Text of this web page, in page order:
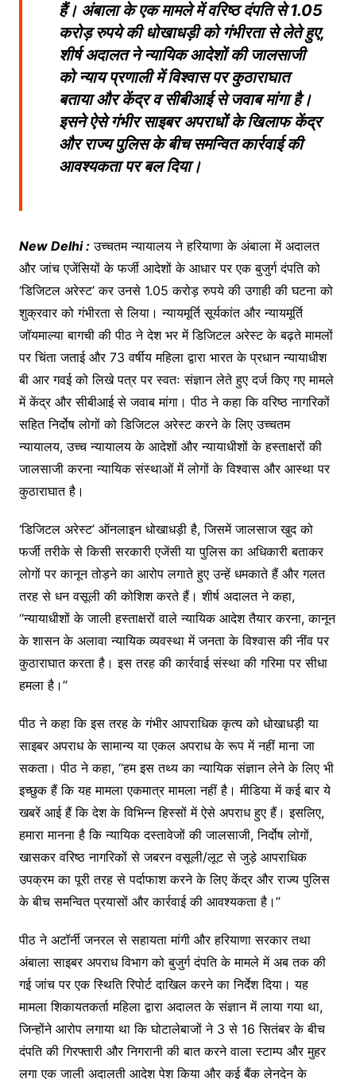
हैं। अंबाला के एक मामले में वरिष्ठ दंपति से 1.05
करोड़ रुपये की धोखाधड़ी को गंभीरता से लेते हुए,
शीर्ष अदालत ने न्यायिक आदेशों की जालसाजी
को न्याय प्रणाली में विश्वास पर कुठाराघात
बताया और केंद्र व सीबीआई से जवाब मांगा है।
इसने ऐसे गंभीर साइबर अपराधों के खिलाफ केंद्र
और राज्य पुलिस के बीच समन्वित कार्रवाई की
आवश्यकता पर बल दिया।
New Delhi :उच्चतम न्यायालय ने हरियाणा के अंबाला में अदालत
और जांच एजेंसियों के फर्जी आदेशों के आधार पर एक बुजुर्ग दंपति को
‘डिजिटल अरेस्ट’ कर उनसे 1.05 करोड़ रुपये की उगाही की घटना को
शुक्रवार को गंभीरता से लिया। न्यायमूर्ति सूर्यकांत और न्यायमूर्ति
जॉयमाल्या बागची की पीठ ने देश भर में डिजिटल अरेस्ट के बढ़ते मामलों
पर चिंता जताई और 73 वर्षीय महिला द्वारा भारत के प्रधान न्यायाधीश
बी आर गवई को लिखे पत्र पर स्वतः संज्ञान लेते हुए दर्ज किए गए मामले
में केंद्र और सीबीआई से जवाब मांगा। पीठ ने कहा कि वरिष्ठ नागरिकों
सहित निर्दोष लोगों को डिजिटल अरेस्ट करने के लिए उच्चतम
न्यायालय, उच्च न्यायालय के आदेशों और न्यायाधीशों के हस्ताक्षरों की
जालसाजी करना न्यायिक संस्थाओं में लोगों के विश्वास और आस्था पर
कुठाराघात है।
‘डिजिटल अरेस्ट’ ऑनलाइन धोखाधड़ी है, जिसमें जालसाज खुद को
फर्जी तरीके से किसी सरकारी एजेंसी या पुलिस का अधिकारी बताकर
लोगों पर कानून तोड़ने का आरोप लगाते हुए उन्हें धमकाते हैं और गलत
तरह से धन वसूली की कोशिश करते हैं। शीर्ष अदालत ने कहा,
‘‘न्यायाधीशों के जाली हस्ताक्षरों वाले न्यायिक आदेश तैयार करना, कानून
के शासन के अलावा न्यायिक व्यवस्था में जनता के विश्वास की नींव पर
कुठाराघात करता है। इस तरह की कार्रवाई संस्था की गरिमा पर सीधा
हमला है।’’
पीठ ने कहा कि इस तरह के गंभीर आपराधिक कृत्य को धोखाधड़ी या
साइबर अपराध के सामान्य या एकल अपराध के रूप में नहीं माना जा
सकता। पीठ ने कहा, ‘‘हम इस तथ्य का न्यायिक संज्ञान लेने के लिए भी
इच्छुक हैं कि यह मामला एकमात्र मामला नहीं है। मीडिया में कई बार ये
खबरें आई हैं कि देश के विभिन्न हिस्सों में ऐसे अपराध हुए हैं। इसलिए,
हमारा मानना ​​है कि न्यायिक दस्तावेजों की जालसाजी, निर्दोष लोगों,
खासकर वरिष्ठ नागरिकों से जबरन वसूली/लूट से जुड़े आपराधिक
उपक्रम का पूरी तरह से पर्दाफाश करने के लिए केंद्र और राज्य पुलिस
के बीच समन्वित प्रयासों और कार्रवाई की आवश्यकता है।’’
पीठ ने अटॉर्नी जनरल से सहायता मांगी और हरियाणा सरकार तथा
अंबाला साइबर अपराध विभाग को बुजुर्ग दंपति के मामले में अब तक की
गई जांच पर एक स्थिति रिपोर्ट दाखिल करने का निर्देश दिया। यह
मामला शिकायतकर्ता महिला द्वारा अदालत के संज्ञान में लाया गया था,
जिन्होंने आरोप लगाया था कि घोटालेबाजों ने 3 से 16 सितंबर के बीच
दंपति की गिरफ्तारी और निगरानी की बात करने वाला स्टाम्प और मुहर
लगा एक जाली अदालती आदेश पेश किया और कई बैंक लेनदेन के